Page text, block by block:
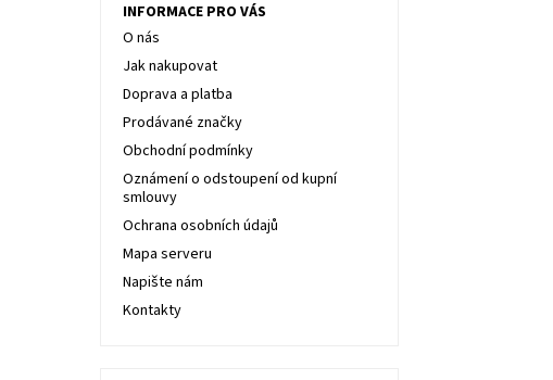
INFORMACE PRO VÁS
O nás
Jak nakupovat
Doprava a platba
Prodávané značky
Obchodní podmínky
Oznámení o odstoupení od kupní
smlouvy
Ochrana osobních údajů
Mapa serveru
Napište nám
Kontakty